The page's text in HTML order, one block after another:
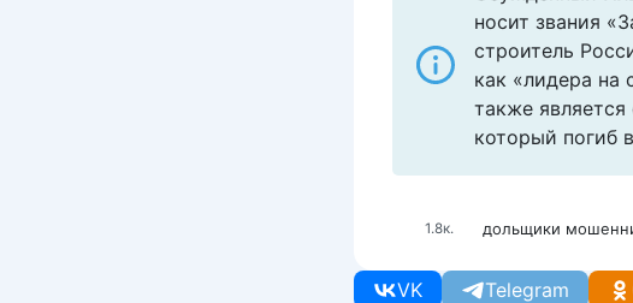
носит звания
строитель
как «лидера на
также
который погиб
1.8к. дольщики
VK Telegram